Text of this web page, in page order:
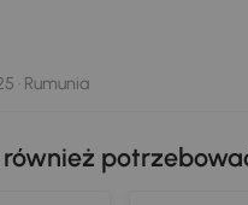
· Rumunia
również